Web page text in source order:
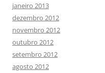
janeiro 2013
dezembro 2012
novembro 2012
outubro 2012
setembro 2012
agosto 2012